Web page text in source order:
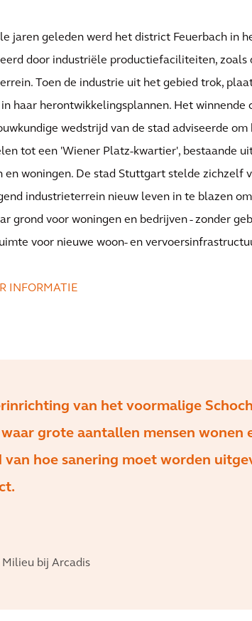
jaren geleden werd het district Feuerbach in
door industriële productiefaciliteiten, zoals
Toen de industrie uit het gebied trok,
haar herontwikkelingsplannen. Het winnende
wedstrijd van de stad adviseerde
tot een 'Wiener Platz-kwartier', bestaande
en woningen. De stad Stuttgart stelde zichzelf
industrieterrein nieuw leven in te blazen
grond voor woningen en bedrijven - zonder
voor nieuwe woon- en
INFORMATIE
van het voormalige
grote aantallen mensen wonen
hoe sanering moet worden
bij Arcadis